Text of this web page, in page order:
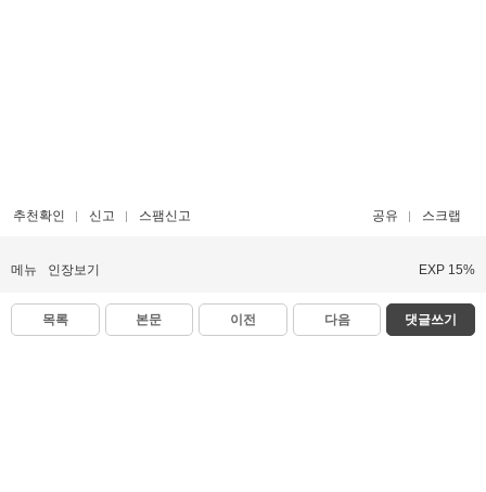
추천확인 신고 스팸신고 공유 스크랩
메뉴 인장보기 EXP 15%
목록 본문 이전 다음 댓글쓰기